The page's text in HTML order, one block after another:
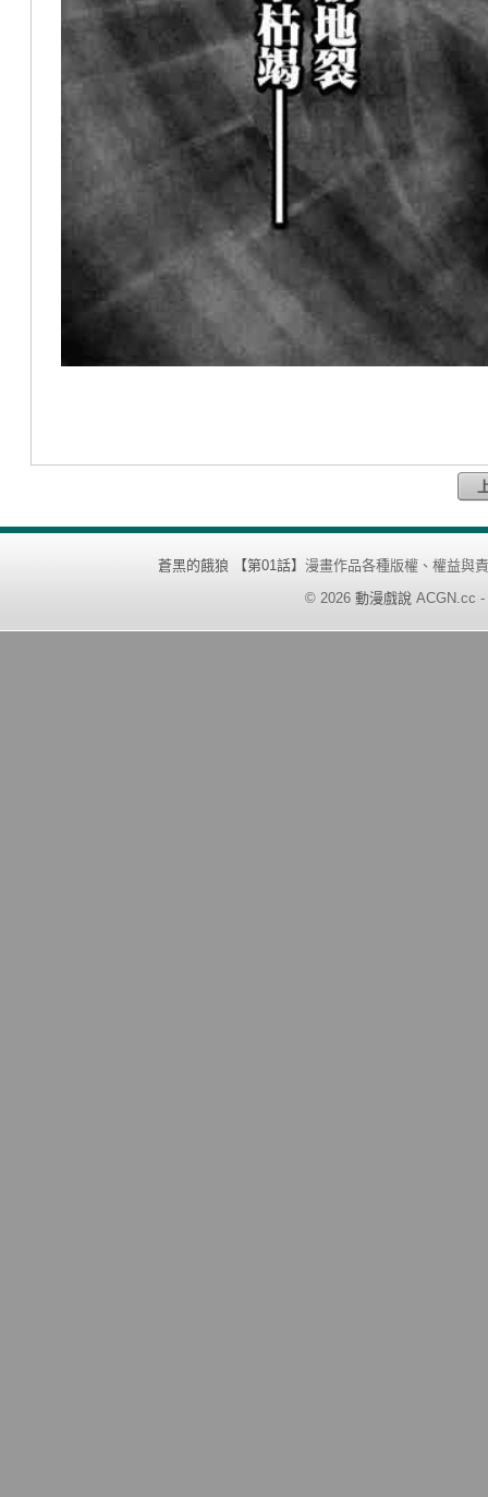
蒼黑的餓狼 【第01話】 漫畫作品各種版權、權益與
© 2026 動漫戲說 ACGN.cc